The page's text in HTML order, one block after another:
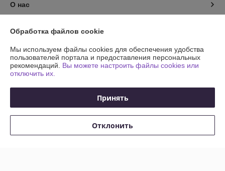
О нас
Контакты
Доставка и оплата
График работы
Политика обработки cookies
Обработка файлов cookie
Мы используем файлы cookies для обеспечения удобства
пользователей портала и предоставления персональных
рекомендаций. Вы можете настроить файлы cookies или
отключить их.
Принять
Отклонить